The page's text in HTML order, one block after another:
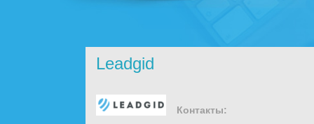
Leadgid
Контакты: